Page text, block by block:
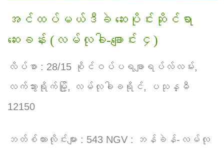
အင်ထပ်မယ်ဒီခဲ ဆေးပိုင်းဆိုင်ရာ
ဆေးခန်း (လမ်လုခါ-ချောင်း ၄)
လိပ်စာ : 28/15 စိုင်ဝပ်ပရချာရပ်လ်လမ်း,
လက်သွားရိုက်မြို့, လမ်လုခါခရိုင်, ပသုန္ဓီ
12150
ဘတ်စ်ကားလိုင်းများ : 543 NGV : ဘန်ခဲန်-လမ်လု